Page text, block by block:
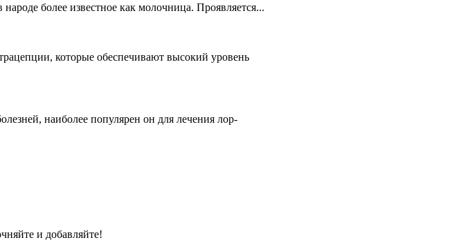
более известное как молочница. Проявляется...
которые обеспечивают высокий уровень
наиболее популярен он для лечения лор-
и добавляйте!